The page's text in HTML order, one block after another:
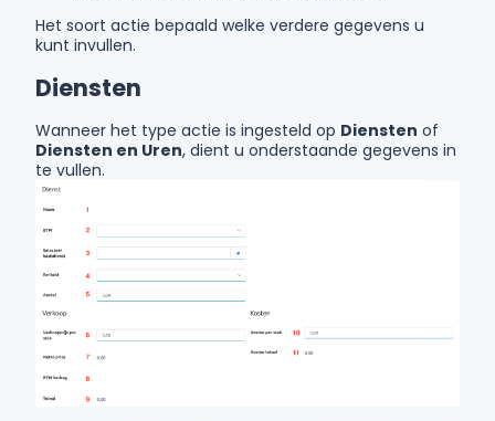
Het soort actie bepaald welke verdere gegevens u
kunt invullen.
Diensten
Wanneer het type actie is ingesteld op Diensten of
Diensten en Uren, dient u onderstaande gegevens in
te vullen.